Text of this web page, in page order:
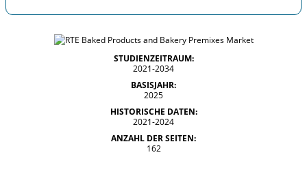
STUDIENZEITRAUM:
2021-2034
BASISJAHR:
2025
HISTORISCHE DATEN:
2021-2024
ANZAHL DER SEITEN:
162